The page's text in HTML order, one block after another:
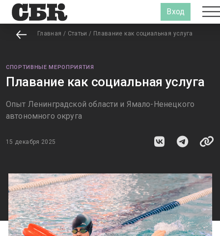
Вход
Главная / Статьи / Плавание как социальная услуга
СПОРТИВНЫЕ МЕРОПРИЯТИЯ
Плавание как социальная услуга
Опыт Ленинградской области и Ямало-Ненецкого
автономного округа
15 декабря 2025